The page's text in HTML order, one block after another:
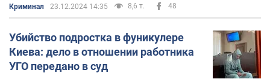
Криминал 23.12.2024 14:35 8,6 т. 48
Убийство подростка в фуникулере
Киева: дело в отношении работника
УГО передано в суд